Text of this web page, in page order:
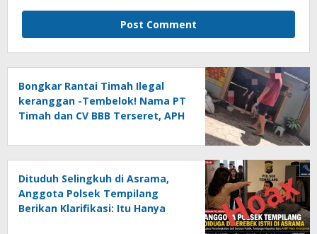
Bongkar Rantai Timah Ilegal
keranggan -Tembelok! Nama PT
Timah dan CV BBB Terseret, APH
Dituduh Selingkuh di Asrama,
Anggota Polsek Tempilang
Berikan Klarifikasi: Itu Hanya